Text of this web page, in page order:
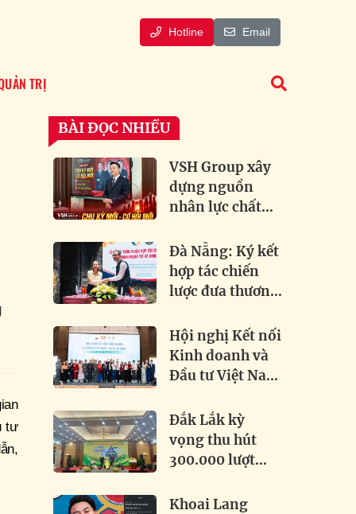
Hotline Email
TRỊ
tư
BÀI ĐỌC NHIỀU
VSH Group xây
dựng nguồn
nhân lực chất
dầu xu hướng
bất động sản
Đà Nẵng: Ký kết
hợp tác chiến
lược đưa thương
của Đức về Việt
Nam
Hội nghị Kết nối
Kinh doanh và
Đầu tư Việt Nam
Khai phá tiềm
năng, thúc đẩy
hợp tác toàn cầu
Đắk Lắk kỳ
vọng thu hút
300.000 lượt
Sầu riêng 2026
Khoai Lang